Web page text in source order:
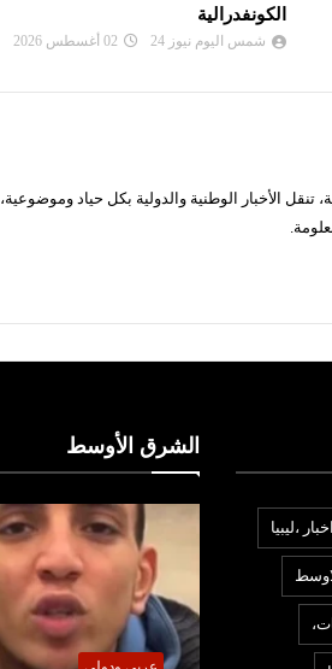
شمس اليوم نيوز 24
الأخبار الوطنية والدولية بكل حياد وموضوعية،
اخبار ،ليبيا
الشرق الأوسط